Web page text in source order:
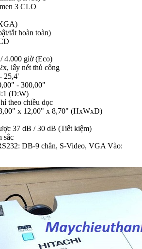
3 CLO
tắt hoàn toàn)
4.000 giờ (Eco)
lấy nét thủ công
25,4'
- 300,00"
(D:W)
theo chiều dọc
x 12,00" x 8,70" (HxWxD)
37 dB / 30 dB (Tiết kiệm)
sắc
DB-9 chân, S-Video, VGA Vào: